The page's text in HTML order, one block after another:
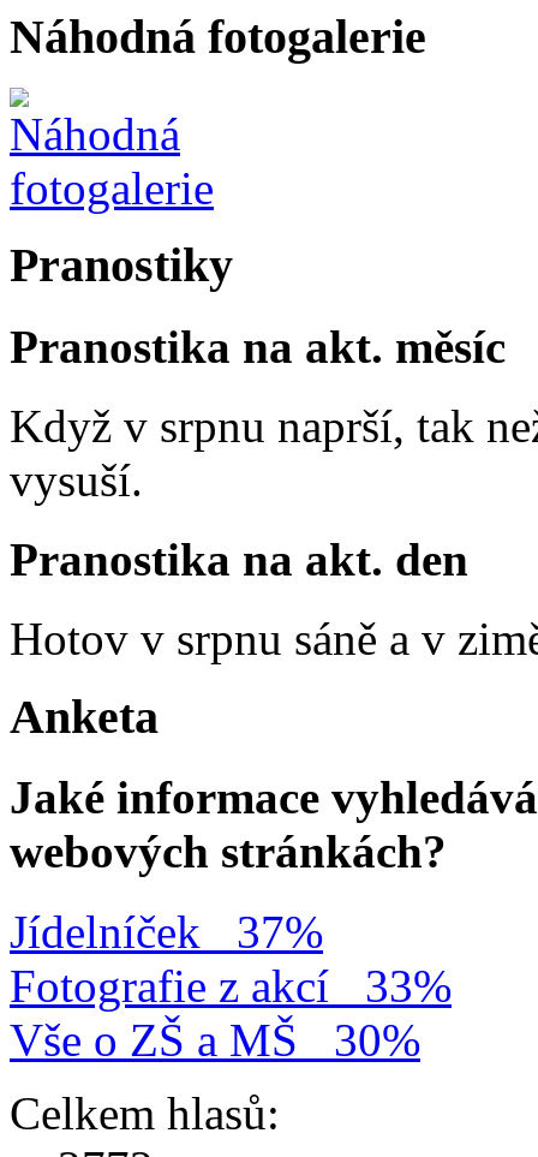
Náhodná fotogalerie
Pranostiky
Pranostika na akt. měsíc
Když v srpnu naprší, tak
vysuší.
Pranostika na akt. den
Hotov v srpnu sáně a v
Anketa
Jaké informace
webových stránkách?
Jídelníček
37%
Fotografie z akcí
33%
Vše o ZŠ a MŠ
30%
Celkem hlasů: